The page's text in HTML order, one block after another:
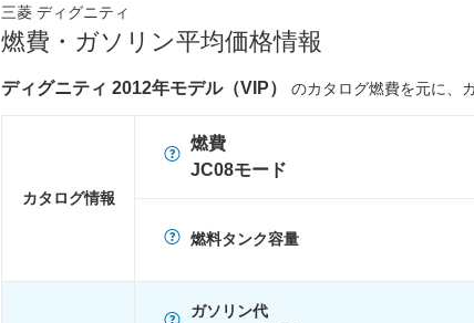
前輪サイズ
後輪サイズ 245/50R18
WLTC -
WLTC/高速道路
16.6km/L
三菱 ディグニティ
燃費・ガソリン平均価格情報
ディグニティ 2012年モデル（VIP） のカタログ燃費を元に、
カタログ情報
燃費
JC08モード
燃料タンク容量
ガソリン代